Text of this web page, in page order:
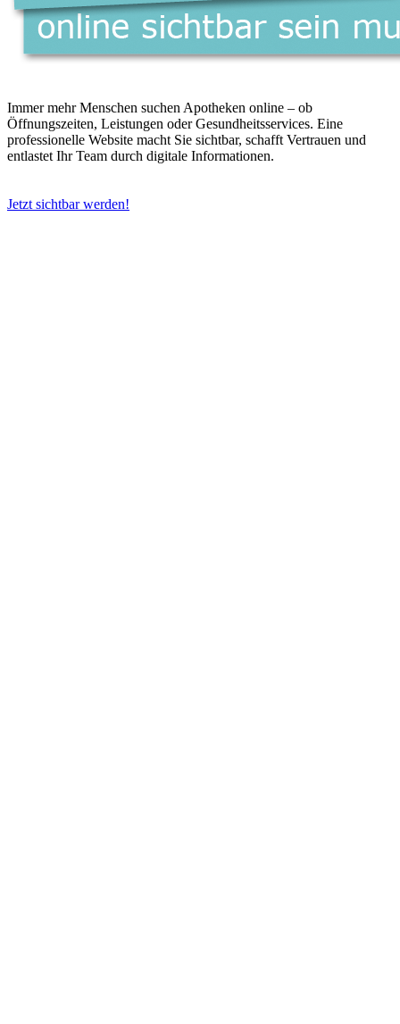
Immer mehr Menschen suchen Apotheken online – ob
Öffnungszeiten, Leistungen oder Gesundheitsservices. Eine
professionelle Website macht Sie sichtbar, schafft Vertrauen und
entlastet Ihr Team durch digitale Informationen.
Jetzt sichtbar werden!